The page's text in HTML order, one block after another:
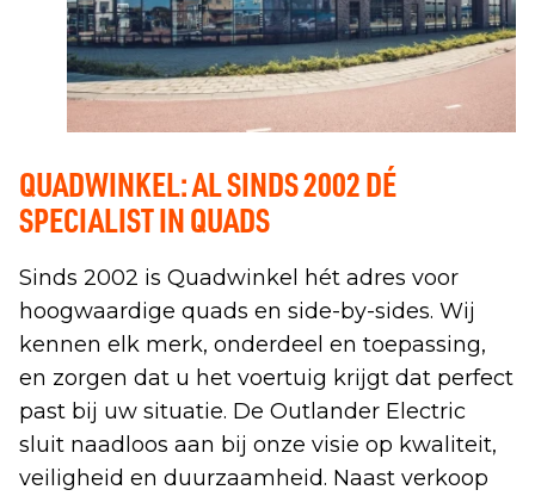
QUADWINKEL: AL SINDS 2002 DÉ
SPECIALIST IN QUADS
Sinds 2002 is Quadwinkel hét adres voor
hoogwaardige quads en side-by-sides. Wij
kennen elk merk, onderdeel en toepassing,
en zorgen dat u het voertuig krijgt dat perfect
past bij uw situatie. De Outlander Electric
sluit naadloos aan bij onze visie op kwaliteit,
veiligheid en duurzaamheid. Naast verkoop